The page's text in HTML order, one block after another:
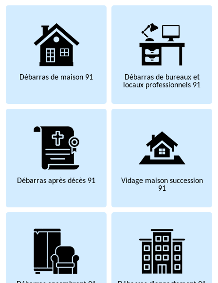
Débarras de maison 91
Débarras de bureaux et
locaux professionnels 91
Débarras après décès 91
Vidage maison succession
91